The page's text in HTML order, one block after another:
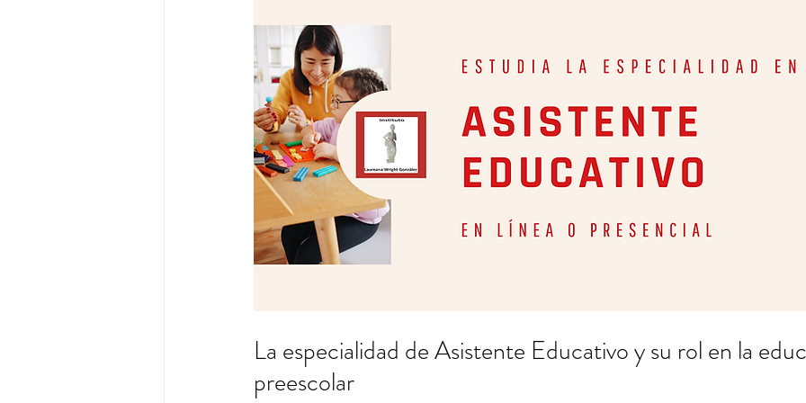
La especialidad de Asistente Educativo y su rol en la
preescolar